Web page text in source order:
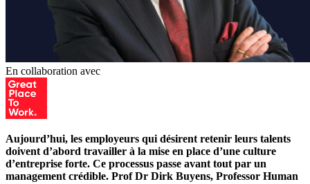
En collaboration avec
Aujourd’hui, les employeurs qui désirent retenir leurs talents
doivent d’abord travailler à la mise en place d’une culture
d’entreprise forte. Ce processus passe avant tout par un
management crédible. Prof Dr Dirk Buyens, Professor Human